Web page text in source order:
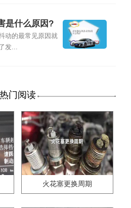
是什么原因?
动的最常见原因就
发...
热门阅读
火花塞更换周期